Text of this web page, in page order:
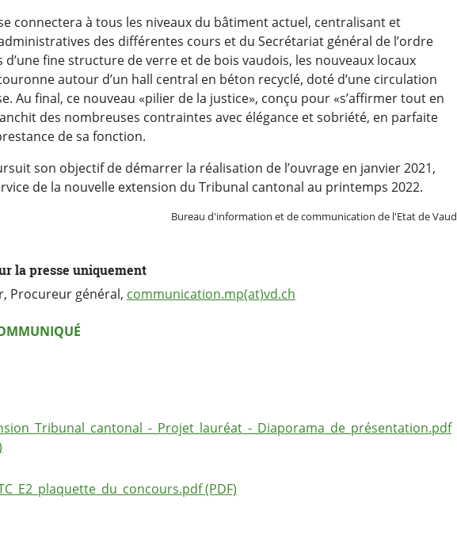
connectera à tous les niveaux du bâtiment actuel, centralisant et
des différentes cours et du Secrétariat général de l’ordre
d’une fine structure de verre et de bois vaudois, les nouveaux locaux
autour d’un hall central en béton recyclé, doté d’une circulation
Au final, ce nouveau «pilier de la justice», conçu pour «s’affirmer tout en
des nombreuses contraintes avec élégance et sobriété, en parfaite
de sa fonction.
son objectif de démarrer la réalisation de l’ouvrage en janvier 2021,
de la nouvelle extension du Tribunal cantonal au printemps 2022.
Bureau d'information et de communication de l'Etat de Vaud
la presse uniquement
Procureur général, communication.mp(at)vd.ch
_Projet_lauréat_-_Diaporama_de_présentation.pdf
(PDF)